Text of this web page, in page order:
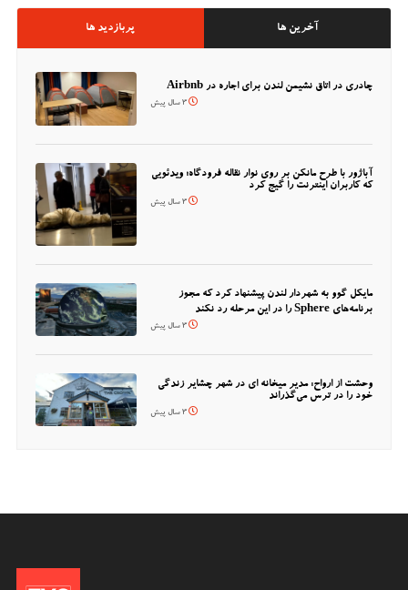
پربازدید ها آخرین ها
چادری در اتاق نشیمن لندن برای اجاره در Airbnb
3 سال پیش
آباژور با طرح مانکن بر روی نوار نقاله فرودگاه؛ ویدئویی
که کاربران اینترنت را گیج کرد
3 سال پیش
مایکل گوو به شهردار لندن پیشنهاد کرد که مجوز
برنامه‌های Sphere را در این مرحله رد نکند
3 سال پیش
وحشت از ارواح: مدیر میخانه ای در شهر چشایر زندگی
خود را در ترس می‌گذراند
3 سال پیش